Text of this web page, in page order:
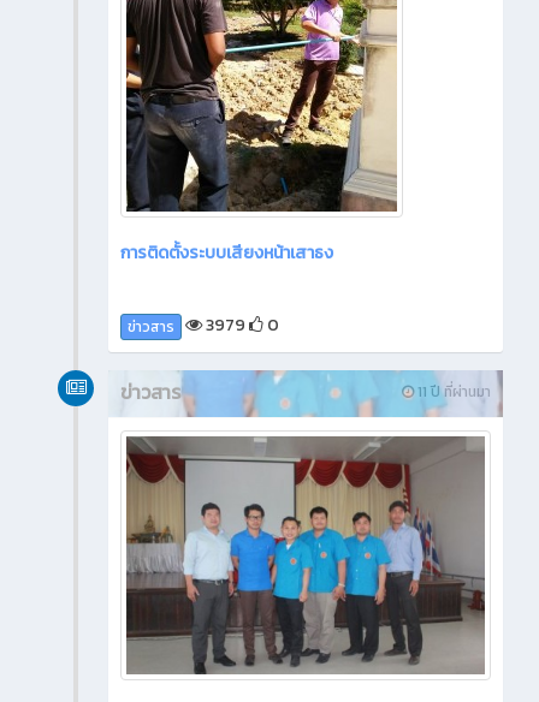
การติดตั้งระบบเสียงหน้าเสาธง
ข่าวสาร 3979 0
11 ปี ที่ผ่านมา
ข่าวสาร